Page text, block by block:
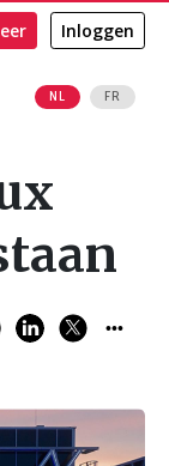
NL FR
Inloggen